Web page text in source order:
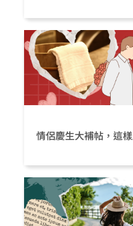
情侶慶生大補帖，這